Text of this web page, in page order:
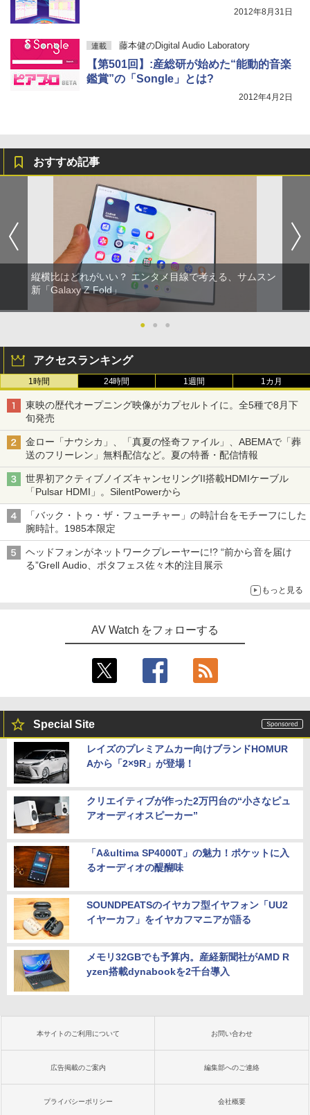
2012年8月31日
連載 藤本健のDigital Audio Laboratory
【第501回】:産総研が始めた“能動的音楽
鑑賞”の「Songle」とは?
2012年4月2日
おすすめ記事
縦横比はどれがいい？ エンタメ目線で考える、サムスン
新「Galaxy Z Fold」
● ● ●
アクセスランキング
1時間 24時間 1週間 1カ月
東映の歴代オープニング映像がカプセルトイに。全5種で8月下
旬発売
金ロー「ナウシカ」、「真夏の怪奇ファイル」、ABEMAで「葬
送のフリーレン」無料配信など。夏の特番・配信情報
世界初アクティブノイズキャンセリングII搭載HDMIケーブル
「Pulsar HDMI」。SilentPowerから
「バック・トゥ・ザ・フューチャー」の時計台をモチーフにした
腕時計。1985本限定
ヘッドフォンがネットワークプレーヤーに!? “前から音を届け
る”Grell Audio、ポタフェス佐々木的注目展示
もっと見る
AV Watch をフォローする
Special Site
レイズのプレミアムカー向けブランドHOMUR
Aから「2×9R」が登場！
クリエイティブが作った2万円台の“小さなピュ
アオーディオスピーカー”
「A&ultima SP4000T」の魅力！ポケットに入
るオーディオの醍醐味
SOUNDPEATSのイヤカフ型イヤフォン「UU2
イヤーカフ」をイヤカフマニアが語る
メモリ32GBでも予算内。産経新聞社がAMD R
yzen搭載dynabookを2千台導入
本サイトのご利用について お問い合わせ
広告掲載のご案内 編集部へのご連絡
プライバシーポリシー 会社概要